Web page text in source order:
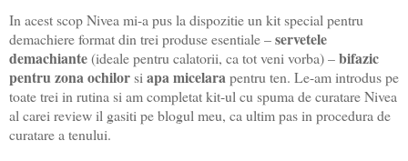
In acest scop Nivea mi-a pus la dispozitie un kit special pentru
demachiere format din trei produse esentiale –servetele
demachiante(ideale pentru calatorii, ca tot veni vorba) –bifazic
pentru zona ochilorsi apamicelarapentru ten. Le-am introdus pe
toate trei in rutina si am completat kit-ul cu spuma de curatare Nivea
al carei review il gasiti pe blogul meu, ca ultim pas in procedura de
curatare a tenului.